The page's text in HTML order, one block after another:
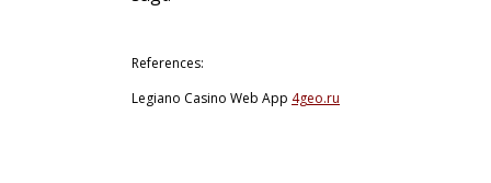
References:
Legiano Casino Web App 4geo.ru